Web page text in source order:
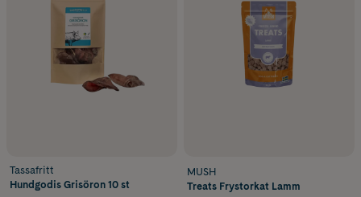
Tassafritt
Hundgodis Grisöron 10 st
MUSH
Treats Frystorkat Lamm